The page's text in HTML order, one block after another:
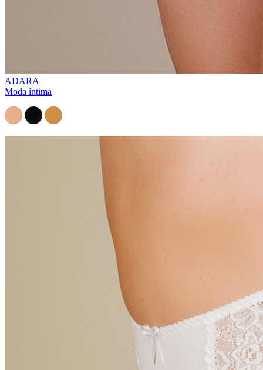
ADARA
Moda íntima